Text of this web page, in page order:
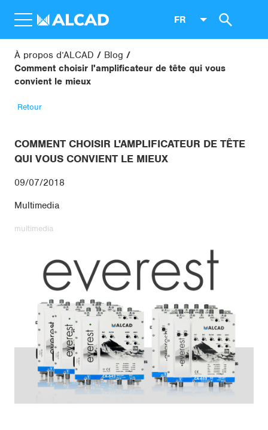
FR
À propos d’ALCAD
Blog
Comment choisir l'amplificateur de tête qui vous
convient le mieux
Retour
COMMENT CHOISIR L'AMPLIFICATEUR DE TÊTE
QUI VOUS CONVIENT LE MIEUX
09/07/2018
Multimedia
multimedia